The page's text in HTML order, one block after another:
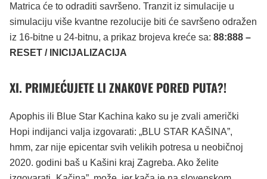
Matrica će to odraditi savršeno. Tranzit iz simulacije u
simulaciju više kvantne rezolucije biti će savršeno odražen
iz 16-bitne u 24-bitnu, a prikaz brojeva kreće sa: 88:888 –
RESET / INICIJALIZACIJA
XI. PRIMJEĆUJETE LI ZNAKOVE PORED PUTA?!
Apophis ili Blue Star Kachina kako su je zvali američki
Hopi indijanci valja izgovarati: „BLU STAR KAŠINA”,
hmm, zar nije epicentar svih velikih potresa u neobičnoj
2020. godini baš u Kašini kraj Zagreba. Ako želite